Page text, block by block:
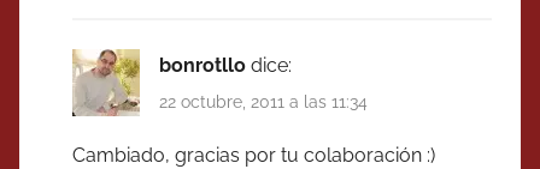
bonrotllo dice:
22 octubre, 2011 a las 11:34
Cambiado, gracias por tu colaboración :)